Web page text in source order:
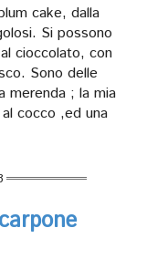
cake, dalla
Si possono
cioccolato, con
Sono delle
merenda ; la mia
cocco ,ed una